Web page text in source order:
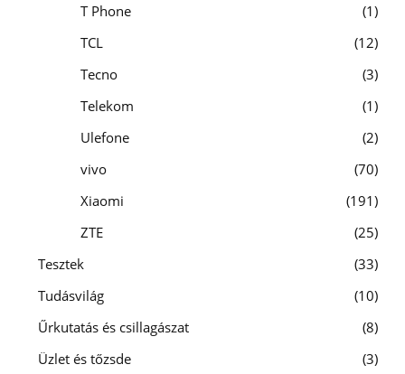
T Phone
1
TCL
12
Tecno
3
Telekom
1
Ulefone
2
vivo
70
Xiaomi
191
ZTE
25
Tesztek
33
Tudásvilág
10
Űrkutatás és csillagászat
8
Üzlet és tőzsde
3